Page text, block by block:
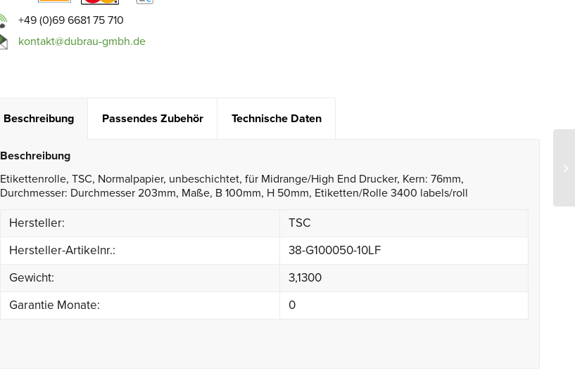
+49 (0)69 6681 75 710
kontakt@dubrau-gmbh.de
Beschreibung Passendes Zubehör Technische Daten
Beschreibung
Etikettenrolle, TSC, Normalpapier, unbeschichtet, für Midrange/High End Drucker, Kern: 76mm,
Durchmesser: Durchmesser 203mm, Maße, B 100mm, H 50mm, Etiketten/Rolle 3400 labels/roll
Hersteller:
TSC
Hersteller-Artikelnr.:
38-G100050-10LF
Gewicht:
3,1300
Garantie Monate:
0